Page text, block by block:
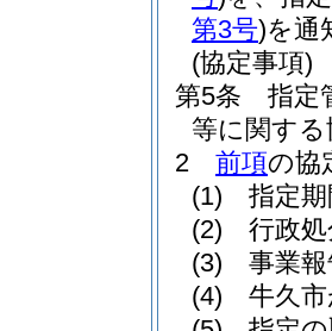
第3号)を通
(協定事項)
第5条
指定
等に関す
2
前項の協
(1)
指定
(2)
行政
(3)
事業
(4)
牛久